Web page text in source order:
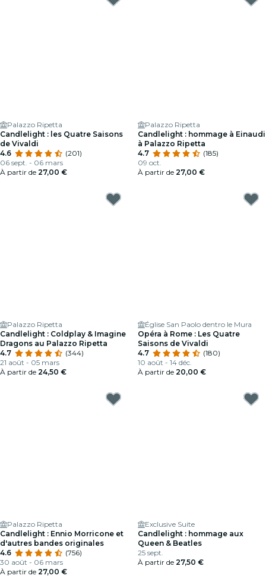
Palazzo Ripetta
Candlelight : les Quatre Saisons
de Vivaldi
4.6
(201)
06 sept. - 06 mars
À partir de 27,00 €
Palazzo Ripetta
Candlelight : hommage à Einaudi
à Palazzo Ripetta
4.7
(185)
09 oct.
À partir de 27,00 €
Palazzo Ripetta
Candlelight : Coldplay & Imagine
Dragons au Palazzo Ripetta
4.7
(344)
21 août - 05 mars
À partir de 24,50 €
Église San Paolo dentro le Mura
Opéra à Rome : Les Quatre
Saisons de Vivaldi
4.7
(180)
10 août - 14 déc.
À partir de 20,00 €
Palazzo Ripetta
Candlelight : Ennio Morricone et
d'autres bandes originales
4.6
(756)
30 août - 06 mars
À partir de 27,00 €
Exclusive Suite
Candlelight : hommage aux
Queen & Beatles
25 sept.
À partir de 27,50 €